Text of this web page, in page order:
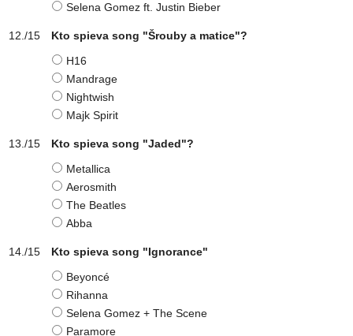
Selena Gomez ft. Justin Bieber
Kto spieva song "Šrouby a matice"?
H16
Mandrage
Nightwish
Majk Spirit
Kto spieva song "Jaded"?
Metallica
Aerosmith
The Beatles
Abba
Kto spieva song "Ignorance"
Beyoncé
Rihanna
Selena Gomez + The Scene
Paramore